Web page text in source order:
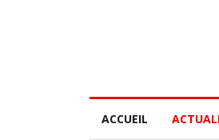
ACCUEIL